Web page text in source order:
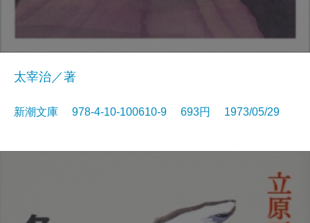
太宰治／著
新潮文庫 978-4-10-100610-9 693円 1973/05/29